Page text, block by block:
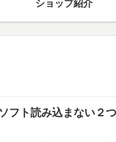
ショップ紹介
フト読み込まない２